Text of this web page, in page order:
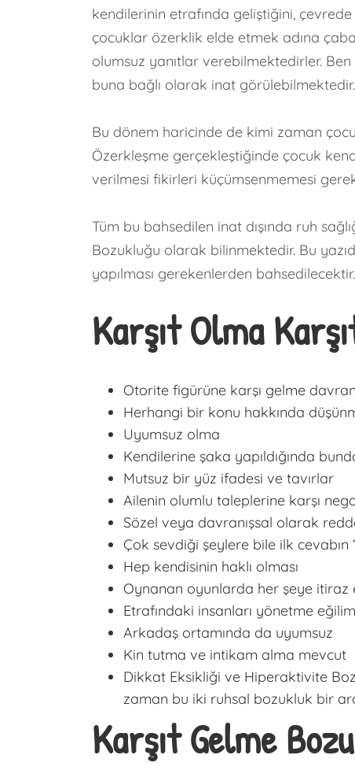
kendilerinin etrafında geliştiğini,
çocuklar özerklik elde etmek adına
olumsuz yanıtlar verebilmektedirler.
buna bağlı olarak inat görülebilmektedir.
Bu dönem haricinde de kimi zaman
Özerkleşme gerçekleştiğinde çocuk
verilmesi fikirleri küçümsenmemesi
Tüm bu bahsedilen inat dışında ruh
Bozukluğu olarak bilinmektedir. Bu
yapılması gerekenlerden bahsedilecektir.
Karşıt Olma
Otorite figürüne karşı gelme
Herhangi bir konu hakkında
Uyumsuz olma
Kendilerine şaka yapıldığında
Mutsuz bir yüz ifadesi ve tavırlar
Ailenin olumlu taleplerine karşı
Sözel veya davranışsal olarak
Çok sevdiği şeylere bile ilk cevabın
Hep kendisinin haklı olması
Oynanan oyunlarda her şeye itiraz
Etrafındaki insanları yönetme
Arkadaş ortamında da uyumsuz
Kin tutma ve intikam alma mevcut
Dikkat Eksikliği ve Hiperaktivite
zaman bu iki ruhsal bozukluk bir
Karşıt Gelme